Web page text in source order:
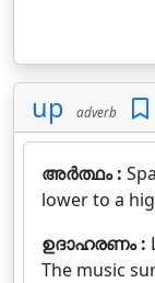
up adverb
അർത്ഥം :
lower to a
ഉദാഹരണം :
The music